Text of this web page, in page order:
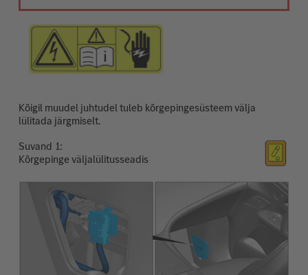
Kõigil muudel juhtudel tuleb kõrgepingesüsteem välja
lülitada järgmiselt.
Suvand
Kõrgepinge väljalülitusseadis